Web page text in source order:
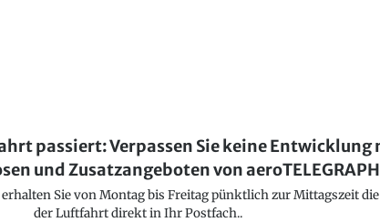
passiert: Verpassen Sie keine
und Zusatzangeboten von aeroTELEGRAPH
Sie von Montag bis Freitag pünktlich zur Mittagszeit
der Luftfahrt direkt in Ihr Postfach..